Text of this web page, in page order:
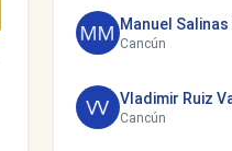
Manuel
Cancún
Vladimir Ruiz
Cancún